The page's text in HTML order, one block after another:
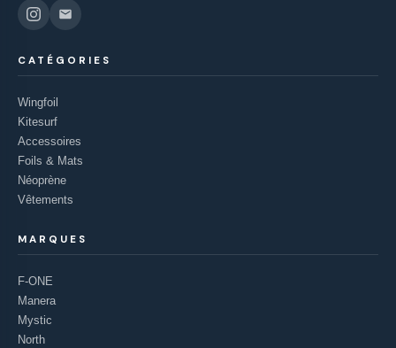
CATÉGORIES
Wingfoil
Kitesurf
Accessoires
Foils & Mats
Néoprène
Vêtements
MARQUES
F-ONE
Manera
Mystic
North